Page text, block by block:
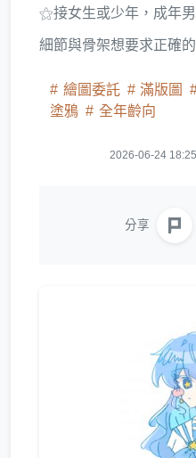
⚝接女生或少年，成年
細節與骨架想要求正確
繪圖委託 滿版圖
塗鴉
全年齡向
2026-06-24
分享